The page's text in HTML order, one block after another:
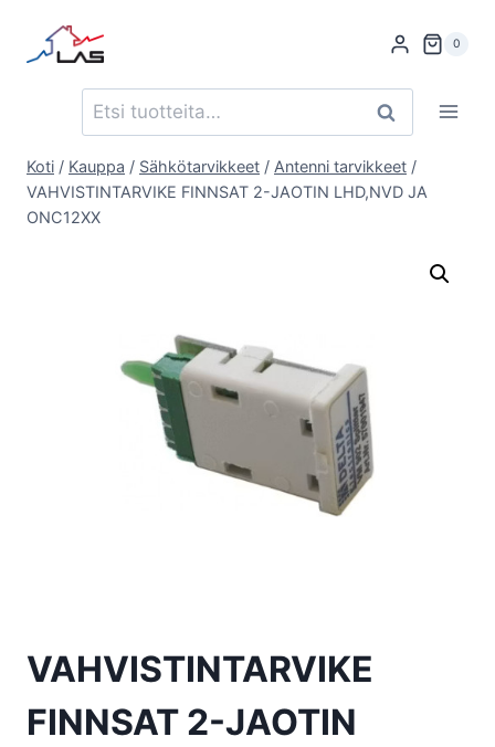
sisältöön
0
Etsi: Haku
Koti / Kauppa / Sähkötarvikkeet / Antenni tarvikkeet /
VAHVISTINTARVIKE FINNSAT 2-JAOTIN LHD,NVD JA
ONC12XX
VAHVISTINTARVIKE
FINNSAT 2-JAOTIN